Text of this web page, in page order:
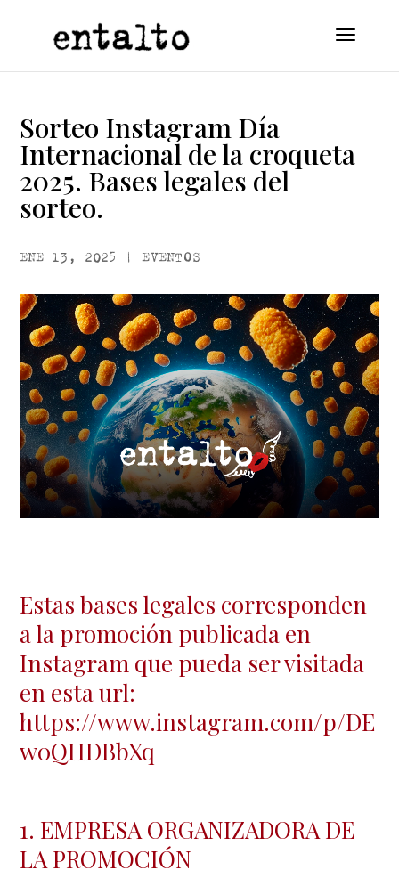
Sorteo Instagram Día
Internacional de la croqueta
2025. Bases legales del
sorteo.
ENE 13, 2025 |EVENTOS
Estas bases legales corresponden
a la promoción publicada en
Instagram que pueda ser visitada
en esta url:
https://www.instagram.com/p/DE
w0QHDBbXq
1. EMPRESA ORGANIZADORA DE
LA PROMOCIÓN